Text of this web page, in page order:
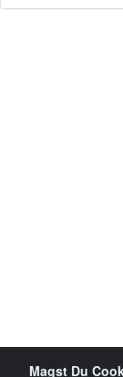
Magst Du